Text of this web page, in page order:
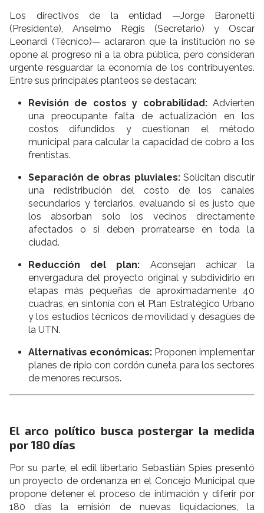
Los directivos de la entidad —Jorge Baronetti
(Presidente), Anselmo Regis (Secretario) y Oscar
Leonardi (Técnico)— aclararon que la institución no se
opone al progreso ni a la obra pública, pero consideran
urgente resguardar la economía de los contribuyentes.
Entre sus principales planteos se destacan:
Revisión de costos y cobrabilidad:Advierten
una preocupante falta de actualización en los
costos difundidos y cuestionan el método
municipal para calcular la capacidad de cobro a los
frentistas.
Separación de obras pluviales:Solicitan discutir
una redistribución del costo de los canales
secundarios y terciarios, evaluando si es justo que
los absorban solo los vecinos directamente
afectados o si deben prorratearse en toda la
ciudad.
Reducción del plan: Aconsejan achicar la
envergadura del proyecto original y subdividirlo en
etapas más pequeñas de aproximadamente 40
cuadras, en sintonía con el Plan Estratégico Urbano
y los estudios técnicos de movilidad y desagües de
la UTN.
Alternativas económicas: Proponen implementar
planes de ripio con cordón cuneta para los sectores
de menores recursos.
El arco político busca postergar la medida
por 180 días
Por su parte, el edil libertario Sebastián Spies presentó
un proyecto de ordenanza en el Concejo Municipal que
propone detener el proceso de intimación y diferir por
180 días la emisión de nuevas liquidaciones, la